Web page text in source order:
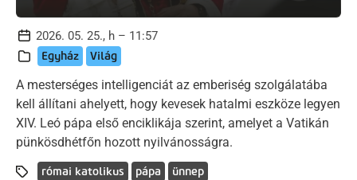
2026. 05. 25., h – 11:57
Egyház Világ
A mesterséges intelligenciát az emberiség szolgálatába
kell állítani ahelyett, hogy kevesek hatalmi eszköze legyen
XIV. Leó pápa első enciklikája szerint, amelyet a Vatikán
pünkösdhétfőn hozott nyilvánosságra.
római katolikus pápa ünnep